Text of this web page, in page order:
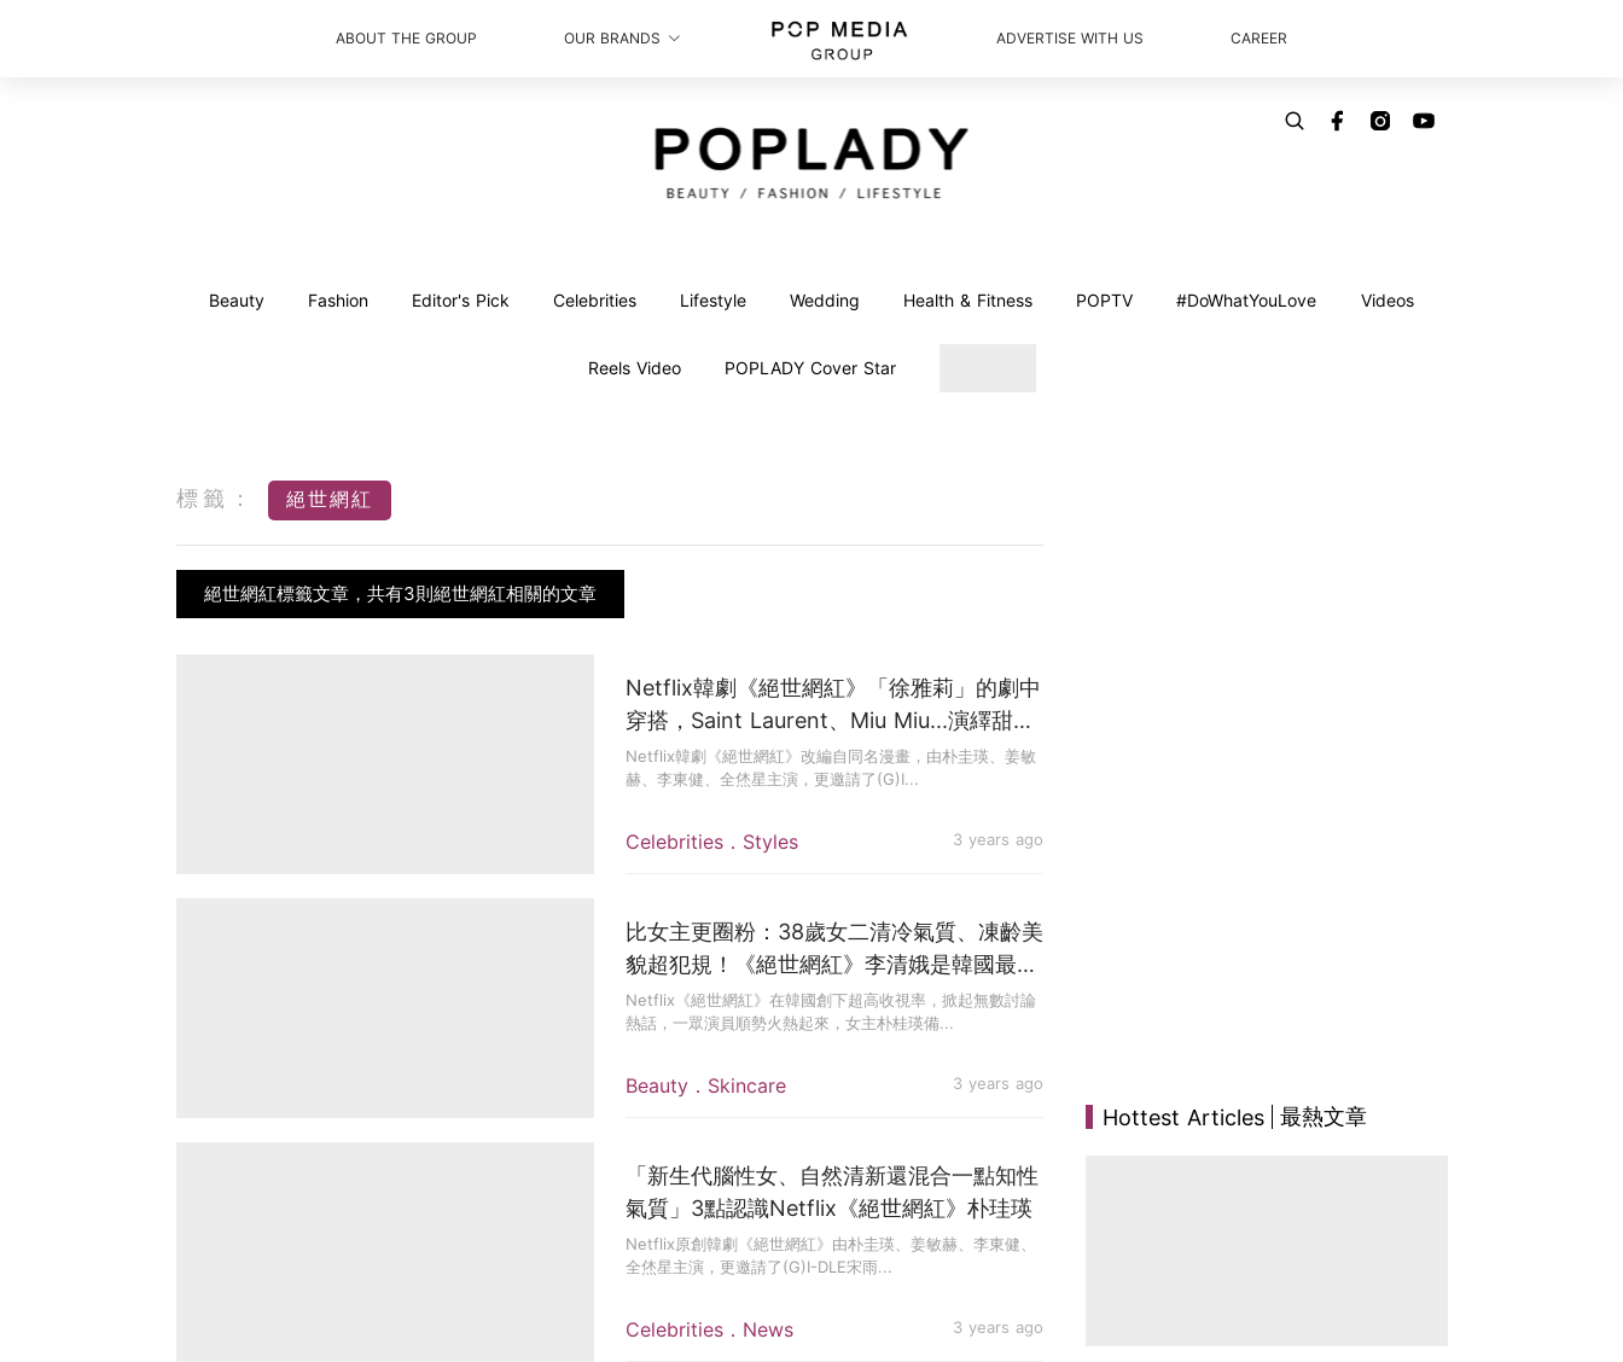
ABOUT THE GROUP OUR BRANDS ADVERTISE WITH US CAREER
Beauty Fashion Editor's Pick Celebrities Lifestyle Wedding Health & Fitness POPTV #DoWhatYouLove Videos
Reels Video POPLADY Cover Star
標籤： 絕世網紅
絕世網紅標籤文章，共有3則絕世網紅相關的文章
Celebrities．Styles 3 years ago
Netflix韓劇《絕世網紅》「徐雅莉」的劇中
穿搭，Saint Laurent、Miu Miu...演繹甜辣
格調
Netflix韓劇《絕世網紅》改編自同名漫畫，由朴圭瑛、姜敏
赫、李東健、全烋星主演，更邀請了(G)I...
Beauty．Skincare 3 years ago
比女主更圈粉：38歲女二清冷氣質、凍齡美
貌超犯規！《絕世網紅》李清娥是韓國最美
蜂蜜肌的擁有者
Netflix《絕世網紅》在韓國創下超高收視率，掀起無數討論
熱話，一眾演員順勢火熱起來，女主朴桂瑛備...
Celebrities．News 3 years ago
「新生代腦性女、自然清新還混合一點知性
氣質」3點認識Netflix《絕世網紅》朴珪瑛
Netflix原創韓劇《絕世網紅》由朴圭瑛、姜敏赫、李東健、
全烋星主演，更邀請了(G)I-DLE宋雨...
Hottest Articles 最熱文章